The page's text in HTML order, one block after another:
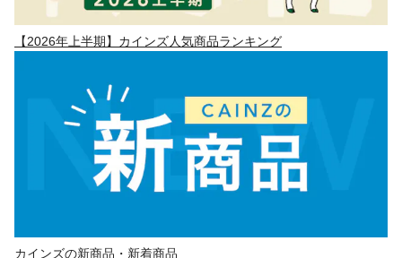
【2026年上半期】カインズ人気商品ランキング
カインズの新商品・新着商品